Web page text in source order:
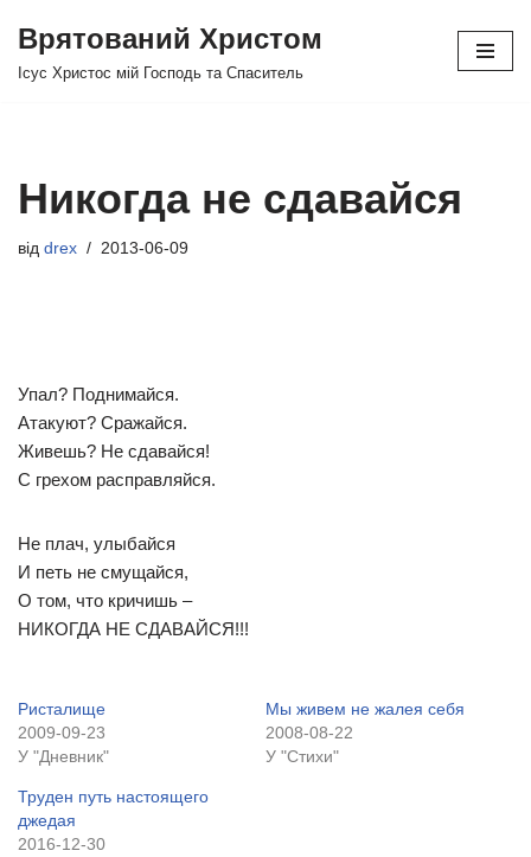
Перейти
Врятований Христом
Ісус Христос мій Господь та Спаситель
Никогда не сдавайся
від drex 2013-06-09
Упал? Поднимайся.
Атакуют? Сражайся.
Живешь? Не сдавайся!
С грехом расправляйся.
Не плач, улыбайся
И петь не смущайся,
О том, что кричишь –
НИКОГДА НЕ СДАВАЙСЯ!!!
Ристалище
2009-09-23
У "Дневник"
Мы живем не жалея себя
2008-08-22
У "Стихи"
Труден путь настоящего
джедая
2016-12-30